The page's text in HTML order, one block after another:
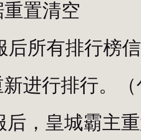
重置清空
后所有排行榜
进行排行。
后，皇城霸主